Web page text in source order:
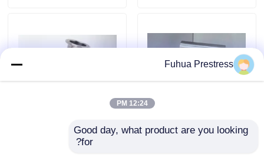
جميع القضايا
150 رطل ضغط 1/2
48 `` جولة رئيس الفولاذ
المقاوم للصدأ الأنابيب
Fuhua Prestress
12:24 PM
Good day, what product are you looking
for?